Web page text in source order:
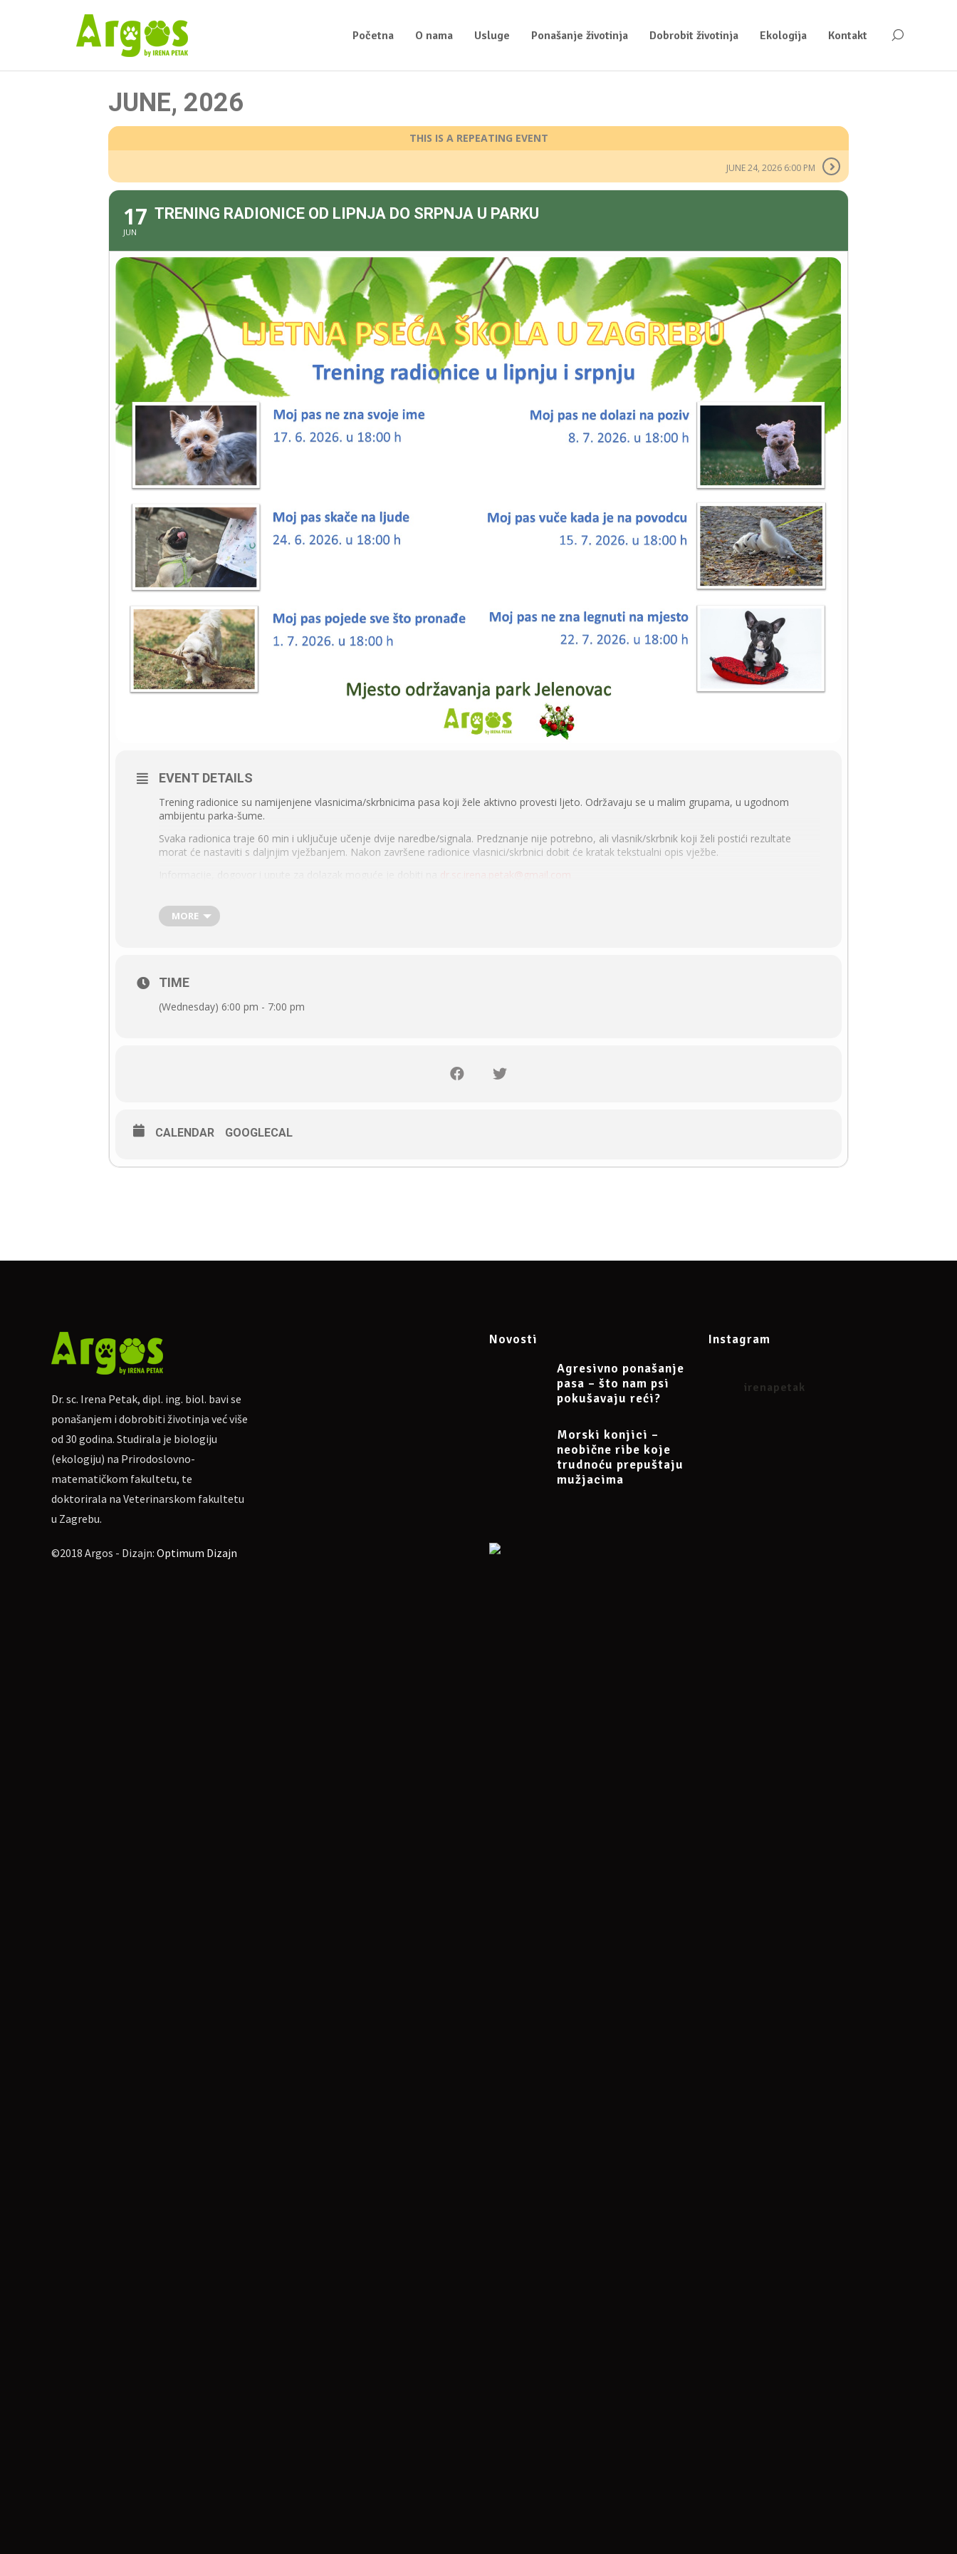
Početna O nama Usluge Ponašanje životinja Dobrobit životinja Ekologija Kontakt
JUNE, 2026
THIS IS A REPEATING EVENT
JUNE 24, 2026 6:00 PM
17
JUN
TRENING RADIONICE OD LIPNJA DO SRPNJA U PARKU
EVENT DETAILS
Trening radionice su namijenjene vlasnicima/skrbnicima pasa koji žele aktivno provesti ljeto. Održavaju se u malim grupama, u ugodnom
ambijentu parka-šume.
Svaka radionica traje 60 min i uključuje učenje dvije naredbe/signala. Predznanje nije potrebno, ali vlasnik/skrbnik koji želi postići rezultate
morat će nastaviti s daljnjim vježbanjem. Nakon završene radionice vlasnici/skrbnici dobit će kratak tekstualni opis vježbe.
dr.sc.irena.petak@gmail.com
Fokus
Pusti
Moj pas vuče na povodcu
Ne natezanje na povodcu
Moj pas ne zna legnuti na mjesto
Lezi
Mjesto
Napomena: u slučaju kiše radionice će biti odgođene za naredni slobodni termin.
MORE
TIME
(Wednesday) 6:00 pm - 7:00 pm
CALENDAR GOOGLECAL
Dr. sc. Irena Petak, dipl. ing. biol. bavi se
ponašanjem i dobrobiti životinja već više
od 30 godina. Studirala je biologiju
(ekologiju) na Prirodoslovno-
matematičkom fakultetu, te
doktorirala na Veterinarskom fakultetu
u Zagrebu.
©2018 Argos - Dizajn: Optimum Dizajn
Novosti
Agresivno ponašanje
pasa – što nam psi
pokušavaju reći?
Morski konjici –
neobične ribe koje
trudnoću prepuštaju
mužjacima
Instagram
irenapetak